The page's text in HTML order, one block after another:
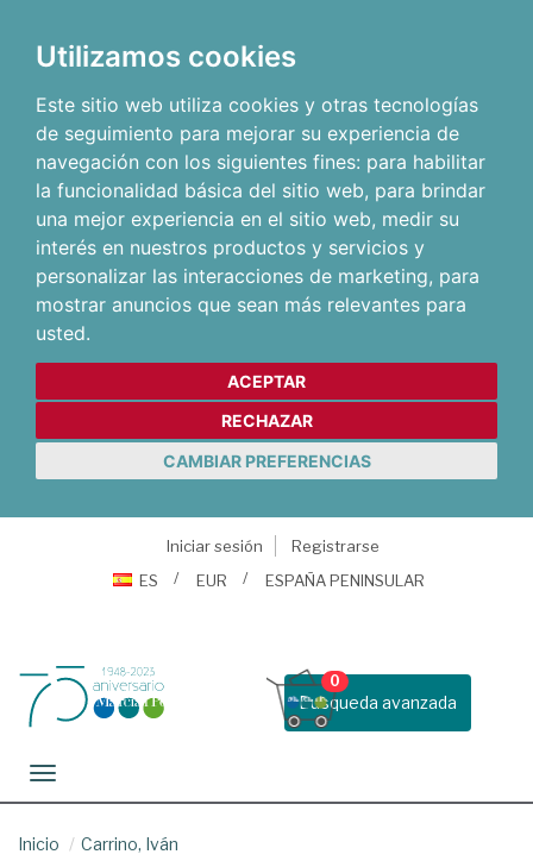
Utilizamos cookies
Este sitio web utiliza cookies y otras tecnologías
de seguimiento para mejorar su experiencia de
navegación con los siguientes fines: para habilitar
la funcionalidad básica del sitio web, para brindar
una mejor experiencia en el sitio web, medir su
interés en nuestros productos y servicios y
personalizar las interacciones de marketing, para
mostrar anuncios que sean más relevantes para
usted.
ACEPTAR
RECHAZAR
CAMBIAR PREFERENCIAS
Iniciar sesión
Registrarse
ES
EUR ESPAÑA PENINSULAR
Busqueda avanzada
0
Toggle navigation
Inicio Carrino, Iván